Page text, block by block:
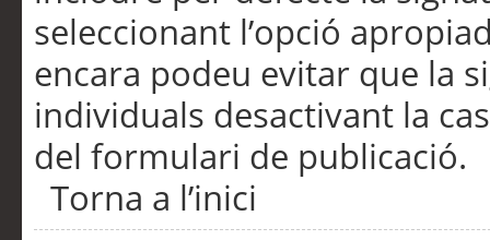
seleccionant l’opció
encara podeu evitar que la
individuals desactivant la
del formulari de publicació.
Torna a l’inici